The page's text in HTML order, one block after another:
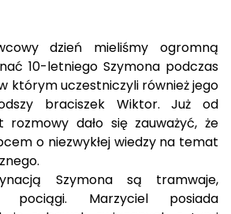
dzień mieliśmy ogromną
10-letniego Szymona podczas
którym uczestniczyli również jego
braciszek Wiktor. Już od
rozmowy dało się zauważyć, że
o niezwykłej wiedzy na temat
Szymona są tramwaje,
pociągi. Marzyciel posiada